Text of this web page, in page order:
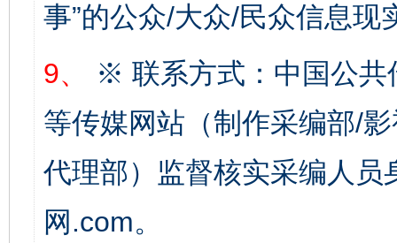
事”的公众/大众/民众信息现
9、
※ 联系方式：中国公共
等传媒网站（制作采编部/
代理部）监督核实采编人员
网.com。
完善运行机制助力责任有效落实 一纸欠